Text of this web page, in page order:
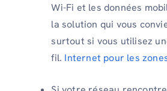
Wi-Fi et les données
la solution qui vous
surtout si vous utilisez
fil. Internet pour les